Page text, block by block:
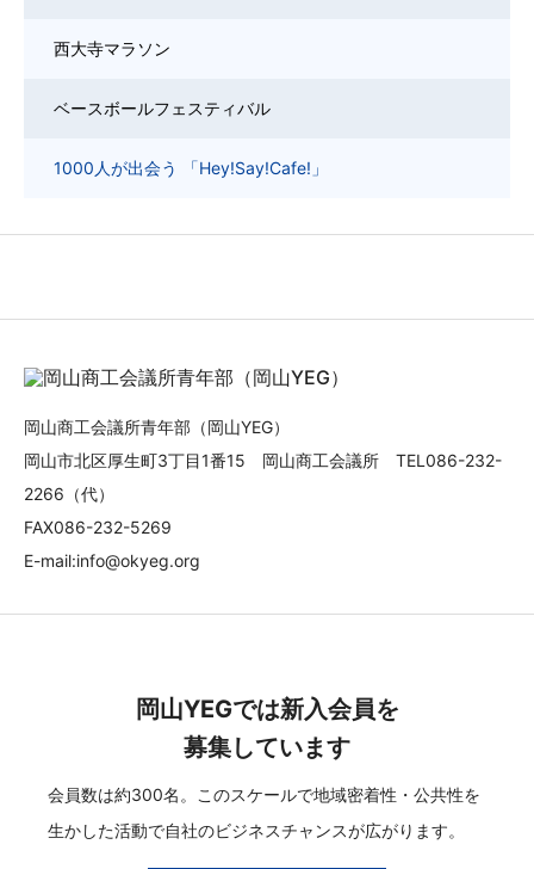
西大寺マラソン
ベースボールフェスティバル
1000人が出会う 「Hey!Say!Cafe!」
岡山商工会議所青年部（岡山YEG）
岡山市北区厚生町3丁目1番15 岡山商工会議所 TEL086-232-
2266（代）
FAX086-232-5269
E-mail:info@okyeg.org
岡山YEGでは新入会員を
募集しています
会員数は約300名。このスケールで地域密着性・公共性を
生かした活動で自社のビジネスチャンスが広がります。